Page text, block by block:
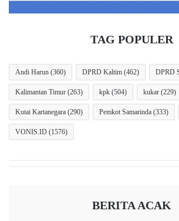
PLN menjadi kunci agar kebutuhan
optimal,” ujar Andi Harun.
Ia menilai kerja sama tersebut tidak
pelayanan kelistrikan, tetapi juga
rendah melalui program
TAG POPULER
Andi Harun (360) DPRD Kaltim (462) DPRD
Kalimantan Timur (263) kpk (504) kukar (229)
Kutai Kartanegara (290) Pemkot Samarinda (333)
VONIS.ID (1576)
BERITA ACAK